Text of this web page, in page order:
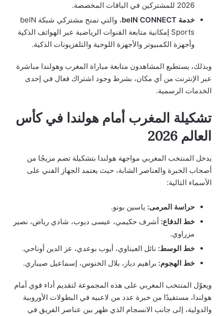
2026 للمشتركين في الباقات المخصصة.
خدمة beIN CONNECT
، والتي تمنح مشتركي شبكة beIN
Sports إمكانية متابعة القنوات الرياضية عبر الهواتف الذكية
وأجهزة الكمبيوتر والأجهزة اللوحية والتلفزيونات الذكية.
وبذلك، يستطيع المشاهدون متابعة مباراة المغرب وهولندا مباشرة
عبر الإنترنت من أي مكان، بشرط وجود اشتراك فعال في إحدى
الخدمات الرسمية.
تشكيلة المغرب أمام هولندا في كأس
العالم 2026
يدخل المنتخب المغربي مواجهة هولندا بتشكيلة تضم مزيجًا من
أصحاب الخبرة والعناصر الشابة، حيث يعتمد الجهاز الفني على
الأسماء التالية:
حراسة المرمى: ياسين بونو.
خط الدفاع: أشرف حكيمي، عيسى ديوب، شادي رياض، نصير
مزراوي.
خط الوسط: نائل العيناوي، أيوب بوعدي، عز الدين أوناحي.
خط الهجوم: براهيم دياز، بلال الخنوس، إسماعيل صيباري.
ويعوّل المنتخب المغربي على هذه المجموعة لتقديم أداء قوي أمام
هولندا، مستفيدًا من خبرة عدد من لاعبيه في البطولات الأوروبية
والدولية، إلى جانب الانسجام الذي ظهر بين عناصر الفريق في